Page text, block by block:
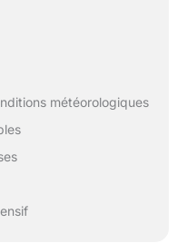
météorologiques